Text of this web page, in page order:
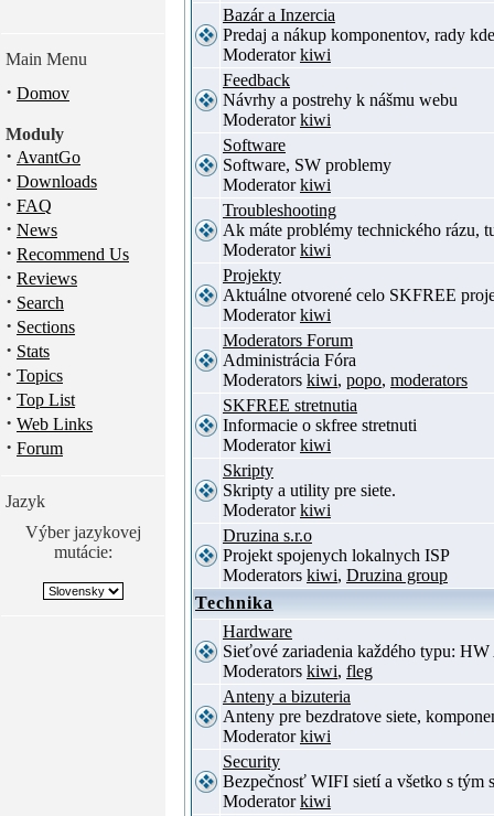
Main Menu
· Domov
Moduly
· AvantGo
· Downloads
· FAQ
· News
· Recommend Us
· Reviews
· Search
· Sections
· Stats
· Topics
· Top List
· Web Links
· Forum
Jazyk
Výber jazykovej
mutácie:
Bazár a Inzercia
Predaj a nákup komponentov, rady
Moderatorkiwi
Feedback
Návrhy a postrehy k nášmu webu
Moderatorkiwi
Software
Software, SW problemy
Moderatorkiwi
Troubleshooting
Ak máte problémy technického rázu,
Moderatorkiwi
Projekty
Aktuálne otvorené celo SKFREE
Moderatorkiwi
Moderators Forum
Administrácia Fóra
Moderators kiwi, popo, moderators
SKFREE stretnutia
Informacie o skfree stretnuti
Moderatorkiwi
Skripty
Skripty a utility pre siete.
Moderatorkiwi
Druzina s.r.o
Projekt spojenych lokalnych ISP
Moderators kiwi, Druzina group
Technika
Hardware
Sieťové zariadenia každého typu:
Moderators kiwi, fleg
Anteny a bizuteria
Anteny pre bezdratove siete,
Moderatorkiwi
Security
Bezpečnosť WIFI sietí a všetko s tým
Moderatorkiwi